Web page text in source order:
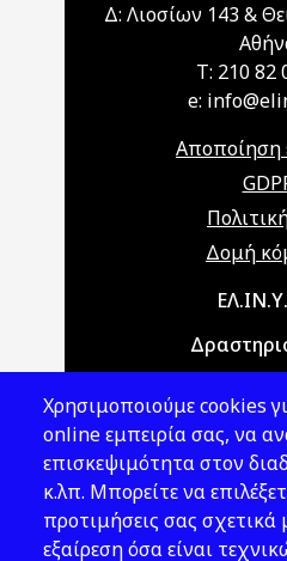
Δ: Λιοσίων 143 &
T: 210 82
e:
Αποποίηση
Δομή
Main navigation
Νέα -
Χρησιμοποιούμε cookies
online εμπειρία σας, να
επισκεψιμότητα στον
κ.λπ. Μπορείτε να
προτιμήσεις σας σχετικά
εξαίρεση όσα είναι